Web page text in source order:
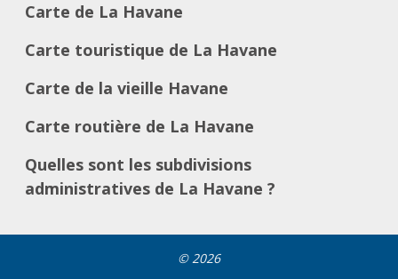
Carte de La Havane
Carte touristique de La Havane
Carte de la vieille Havane
Carte routière de La Havane
Quelles sont les subdivisions
administratives de La Havane ?
© 2026